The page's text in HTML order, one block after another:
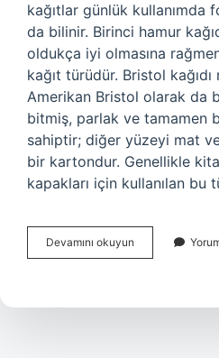
kağıtlar günlük kullanımda
da bilinir. Birinci hamur
oldukça iyi olmasına
kağıt türüdür. Bristol
Amerikan Bristol olarak da
bitmiş, parlak ve tamamen
sahiptir; diğer yüzeyi mat
bir kartondur. Genellikle
kapakları için kullanılan bu
Devamını okuyun
Ince